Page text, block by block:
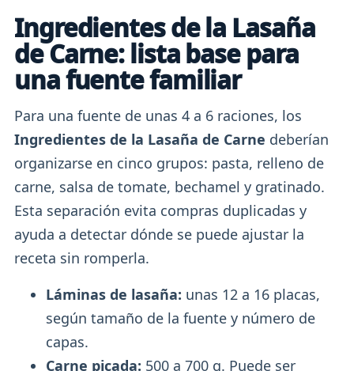
Ingredientes de la Lasaña
de Carne: lista base para
una fuente familiar
Para una fuente de unas 4 a 6 raciones, los
Ingredientes de la Lasaña de Carne deberían
organizarse en cinco grupos: pasta, relleno de
carne, salsa de tomate, bechamel y gratinado.
Esta separación evita compras duplicadas y
ayuda a detectar dónde se puede ajustar la
receta sin romperla.
Láminas de lasaña: unas 12 a 16 placas,
según tamaño de la fuente y número de
capas.
Carne picada: 500 a 700 g. Puede ser